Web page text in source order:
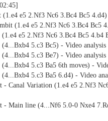
e5 2.Nf3 Nc6 3.Bc4 Bc5
(1.e4 e5 2.Nf3 Nc6 3.Bc4 Bc5
(1.e4 e5 2.Nf3 Nc6 3.Bc4 Bc5 4.b4
(4...Bxb4 5.c3 Bc5) - Video analysis
(4...Bxb4 5.c3 Be7) - Video analysis
5.c3 Ba5 6th moves) -
(4...Bxb4 5.c3 Ba5 6.d4) - Video
- Canal Variation (1.e4 e5 2.Nf3
- Main line (4...Nf6 5.0-0 Nxe4